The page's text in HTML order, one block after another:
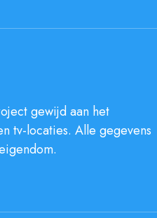
gewijd aan het
tv-locaties. Alle gegevens